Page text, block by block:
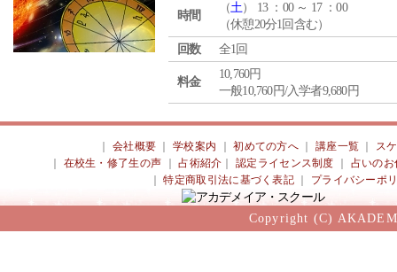
時間
（土） 13 ：00 ～ 17 ：00
（休憩20分1回含む）
回数
全1回
料金
10,760円
一般10,760円/入学者9,680円
会社概要 ｜学校案内 ｜初めての方へ 講座一覧
ス
在校生・修了生の声 ｜占術紹介 ｜認定ライセンス制度
占いのお
｜特定商取引法に基づく表記 プライバシーポ
Copyright (C)